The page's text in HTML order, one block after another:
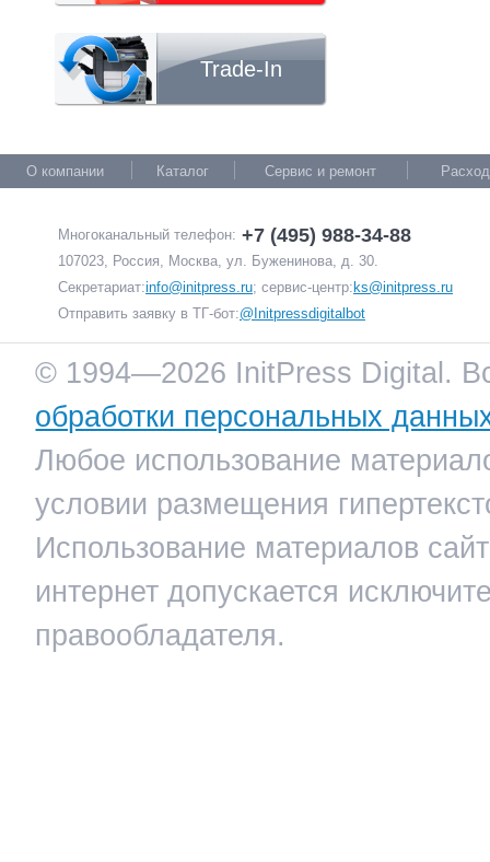
Trade-In
О компании Каталог Сервис и ремонт
Многоканальный телефон: +7 (495) 988-34-88
107023, Россия, Москва, ул. Буженинова, д. 30.
Секретариат:info@initpress.ru; сервис-центр: ks@initpress.ru
Отправить заявку в ТГ-бот:@Initpressdigitalbot
© 1994—2026 InitPress Digital.
обработки персональных
Любое использование
условии размещения
Использование материалов
интернет допускается
правообладателя.